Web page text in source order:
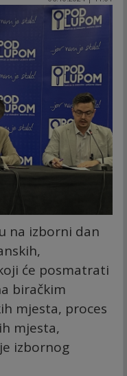
na izborni dan
će posmatrati
biračkim
mjesta, proces
mjesta,
izbornog